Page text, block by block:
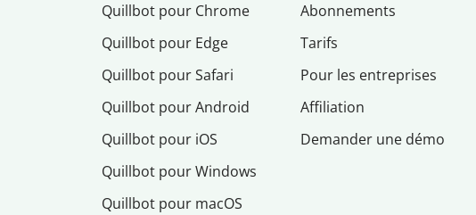
Quillbot pour Chrome
Quillbot pour Edge
Quillbot pour Safari
Quillbot pour Android
Quillbot pour iOS
Quillbot pour Windows
Quillbot pour macOS
Abonnements
Tarifs
Pour les entreprises
Affiliation
Demander une démo